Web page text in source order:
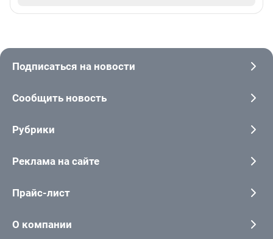
Подписаться на новости
Сообщить новость
Рубрики
Реклама на сайте
Прайс-лист
О компании